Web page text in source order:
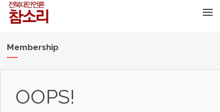
Membership
OOPS!